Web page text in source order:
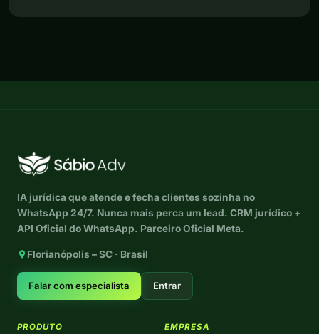
IA jurídica que atende e fecha clientes sozinha no
WhatsApp 24/7. Nunca mais perca um lead. CRM jurídico +
API Oficial do WhatsApp. Parceiro Oficial Meta.
Florianópolis – SC · Brasil
Falar com especialista Entrar
PRODUTO EMPRESA